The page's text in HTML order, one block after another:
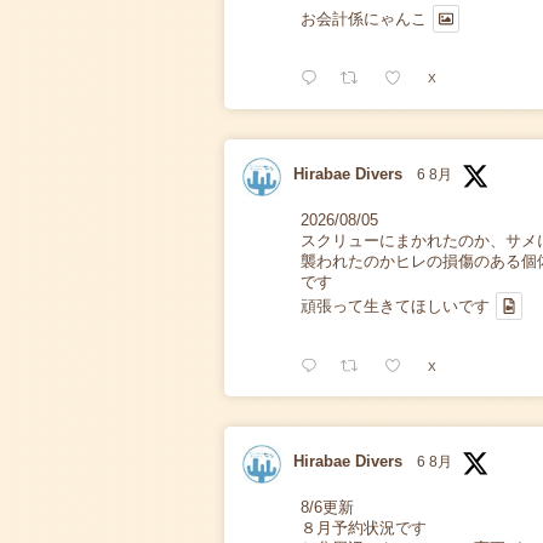
お会計係にゃんこ
X
Hirabae Divers 6 8月
2026/08/05
スクリューにまかれたのか、サメ
襲われたのかヒレの損傷のある個
です
頑張って生きてほしいです
X
Hirabae Divers 6 8月
8/6更新
８月予約状況です